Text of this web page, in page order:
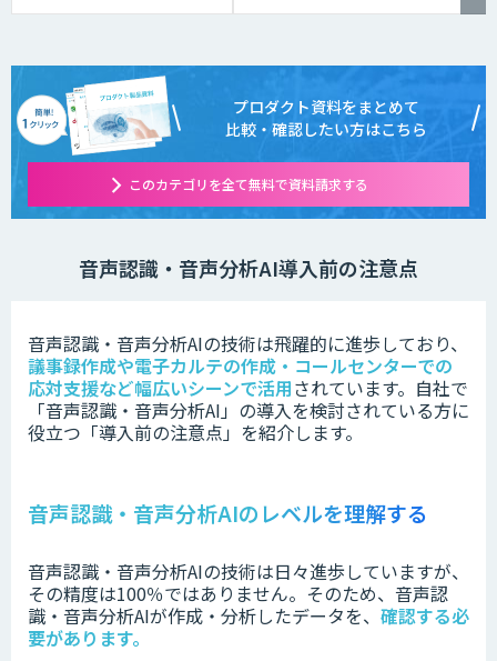
プロダクト資料をまとめて
比較・確認したい方はこちら
このカテゴリを全て無料で資料請求する
音声認識・音声分析AI導入前の注意点
音声認識・音声分析AIの技術は飛躍的に進歩しており、
議事録作成や電子カルテの作成・コールセンターでの
応対支援など幅広いシーンで活用されています。 自社で
「音声認識・音声分析AI」の導入を検討されている方に
役立つ「導入前の注意点」を紹介します。
音声認識・音声分析AIのレベルを理解する
音声認識・音声分析AIの技術は日々進歩していますが、
その精度は100％ではありません。そのため、音声認
識・音声分析AIが作成・分析したデータを、 確認する必
要があります。